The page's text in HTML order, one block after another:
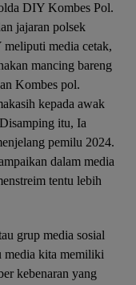
DIY Kombes Pol.
jajaran polsek
media cetak,
mancing bareng
Kombes pol.
kepada awak
itu, Ia
pemilu 2024.
dalam media
tentu lebih
grup media sosial
media kita memiliki
kebenaran yang